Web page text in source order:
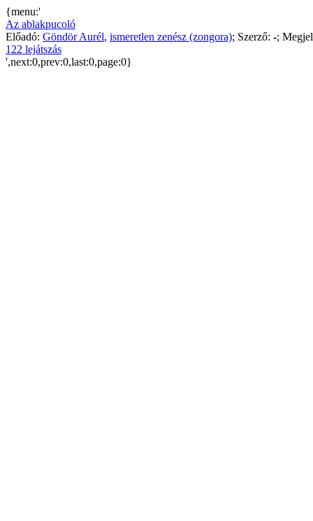
{menu:'
Az ablakpucoló
Előadó: Göndör Aurél, ismeretlen zenész (zongora); Szerző: -;
122 lejátszás
',next:0,prev:0,last:0,page:0}